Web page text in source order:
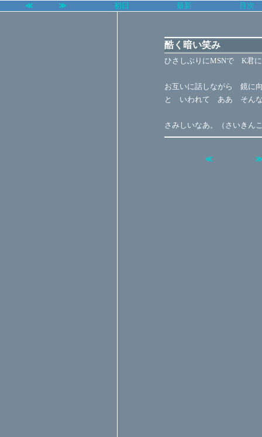
≪ ≫ 初日 最新 目次
酷く暗い笑み
ひさしぶりにMSNで K君
お互いに話しながら 鏡に
と いわれて ああ そん
さみしいなあ。（さいきん
≪